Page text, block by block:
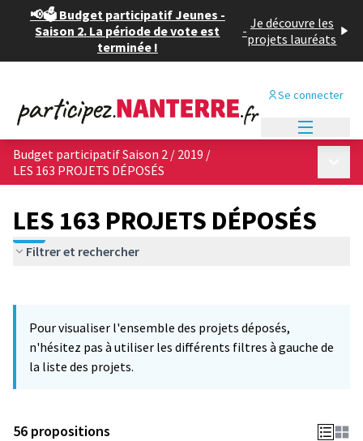
📢🗳️ Budget participatif Jeunes -
Saison 2. La période de vote est
terminée !
- Je découvre les
projets lauréats
Se connecter
Budget participatif Saison 2 / 2019 /
LES 163 PROJETS DÉPOSÉS
LES 163 PROJETS DÉPOSÉS
Filtrer et rechercher
−
Pour visualiser l'ensemble des projets déposés,
n'hésitez pas à utiliser les différents filtres à gauche de
la liste des projets.
56 propositions